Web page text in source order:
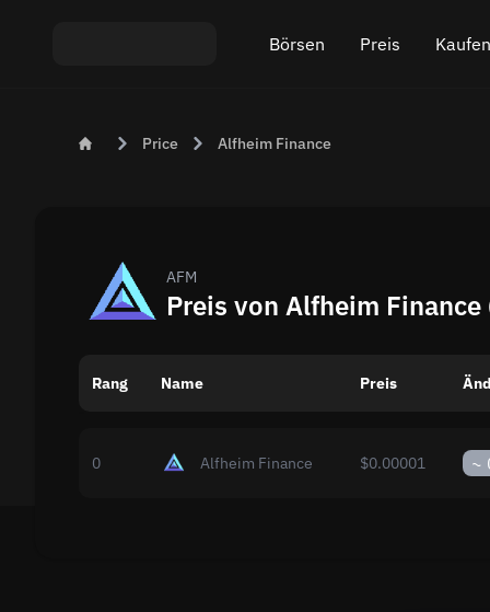
Börsen
Austausch ETH An USDT
Beliebte Börsen
Preis
Price Alfheim Finance
AFM
Preis von Alfheim Finance
Rang Name Preis
0 Alfheim Finance $0.00001 ~